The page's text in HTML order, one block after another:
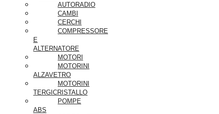
AUTORADIO
CAMBI
CERCHI
COMPRESSORE
E
ALTERNATORE
MOTORI
MOTORINI
ALZAVETRO
MOTORINI
TERGICRISTALLO
POMPE
ABS